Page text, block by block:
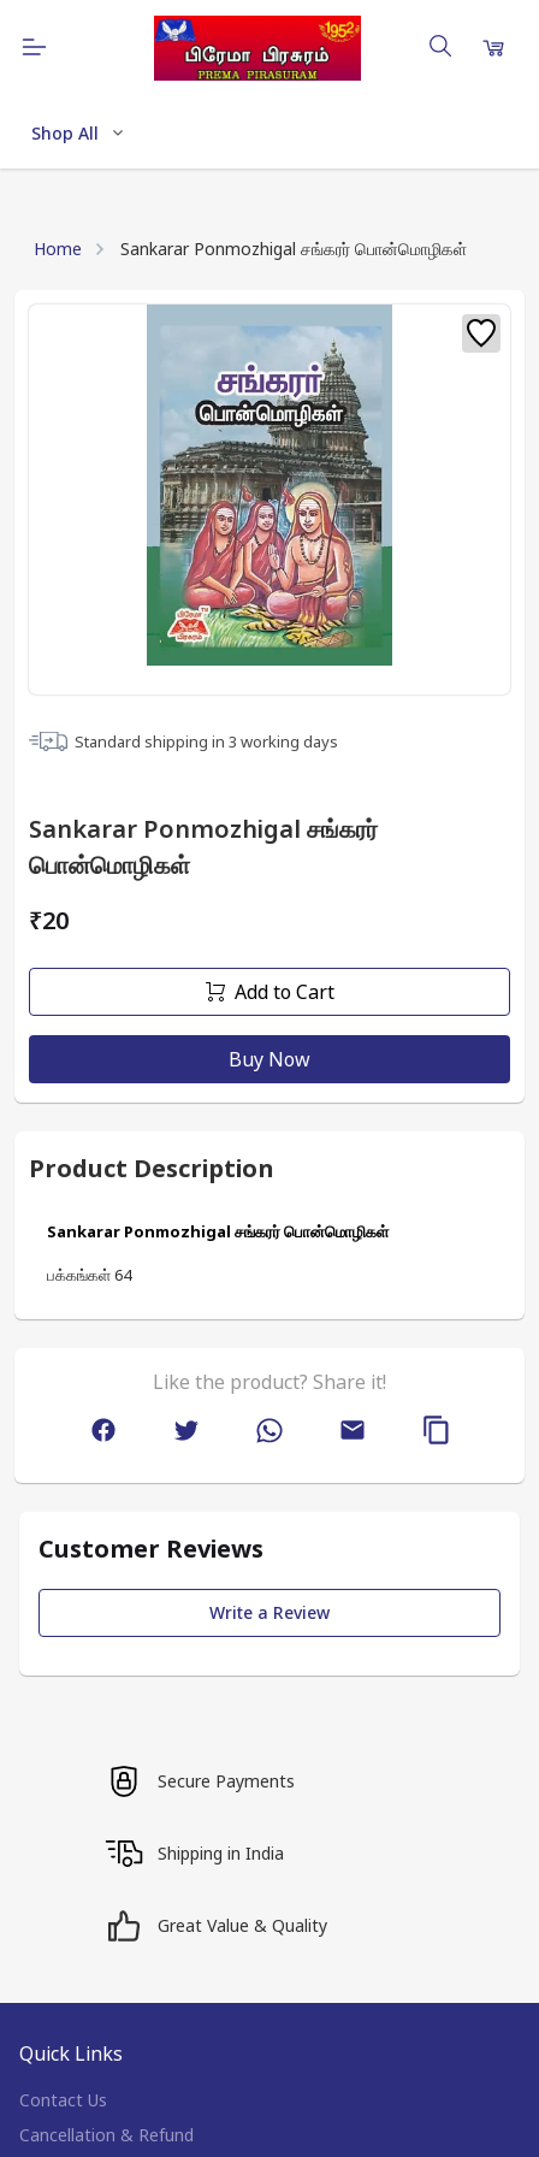
Shop All
Home Sankarar Ponmozhigal சங்கரர் பொன்மொழிகள்
Standard shipping in 3 working days
Sankarar Ponmozhigal சங்கரர்
பொன்மொழிகள்
₹20
Add to Cart
Buy Now
Product Description
Sankarar Ponmozhigal சங்கரர் பொன்மொழிகள்
பக்கங்கள் 64
Like the product? Share it!
Customer Reviews
Write a Review
Secure Payments
Shipping in India
Great Value & Quality
Quick Links
Contact Us
Cancellation & Refund